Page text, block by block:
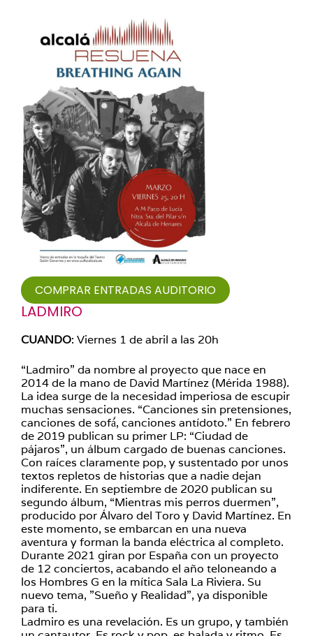
COMPRAR ENTRADAS AUDITORIO
LADMIRO
CUANDO: Viernes 1 de abril a las 20h
“Ladmiro” da nombre al proyecto que nace en
2014 de la mano de David Martínez (Mérida 1988).
La idea surge de la necesidad imperiosa de escupir
muchas sensaciones. “Canciones sin pretensiones,
canciones de sofá́, canciones antídoto.” En febrero
de 2019 publican su primer LP: “Ciudad de
pájaros”, un álbum cargado de buenas canciones.
Con raíces claramente pop, y sustentado por unos
textos repletos de historias que a nadie dejan
indiferente. En septiembre de 2020 publican su
segundo álbum, “Mientras mis perros duermen”,
producido por Álvaro del Toro y David Martínez. En
este momento, se embarcan en una nueva
aventura y forman la banda eléctrica al completo.
Durante 2021 giran por España con un proyecto
de 12 conciertos, acabando el año teloneando a
los Hombres G en la mítica Sala La Riviera. Su
nuevo tema, ”Sueño y Realidad”, ya disponible
para ti.
Ladmiro es una revelación. Es un grupo, y también